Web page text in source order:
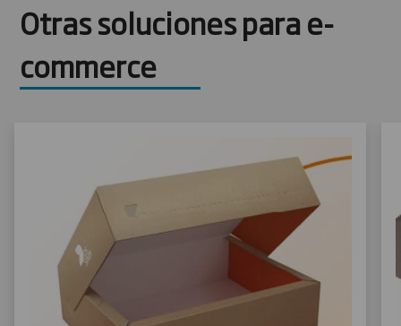
Otras soluciones para e-
commerce